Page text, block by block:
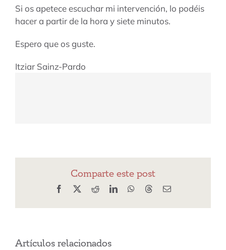
Si os apetece escuchar mi intervención, lo podéis
hacer a partir de la hora y siete minutos.
Espero que os guste.
Itziar Sainz-Pardo
Comparte este post
Facebook RedditLinkedInWhatsApp
ThreadsCorreo
Artículos relacionados